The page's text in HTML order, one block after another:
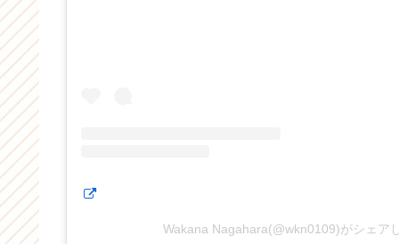
Wakana Nagahara(@wkn0109)がシェア